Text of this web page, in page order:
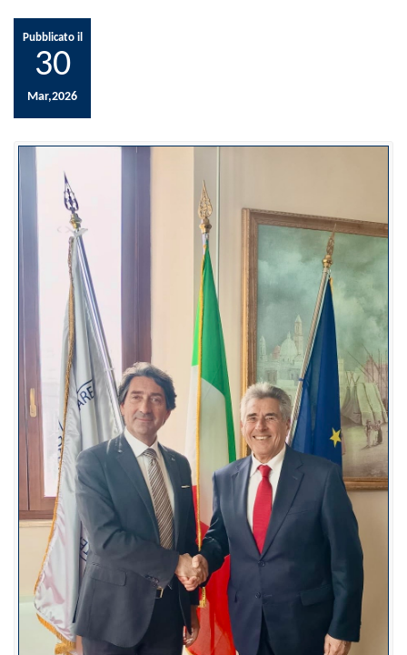
Pubblicato il
30
Mar,2026